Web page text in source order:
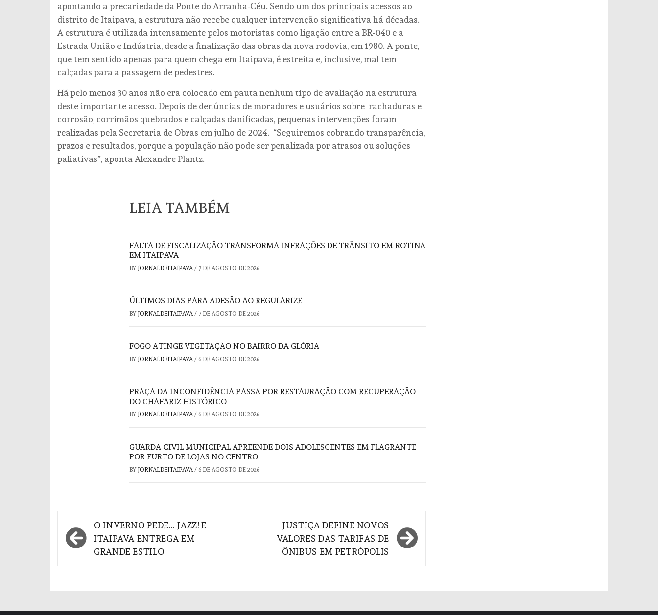
apontando a precariedade da Ponte do Arranha-Céu. Sendo um dos principais acessos ao
distrito de Itaipava, a estrutura não recebe qualquer intervenção significativa há décadas.
A estrutura é utilizada intensamente pelos motoristas como ligação entre a BR-040 e a
Estrada União e Indústria, desde a finalização das obras da nova rodovia, em 1980. A ponte,
que tem sentido apenas para quem chega em Itaipava, é estreita e, inclusive, mal tem
calçadas para a passagem de pedestres.
Há pelo menos 30 anos não era colocado em pauta nenhum tipo de avaliação na estrutura
deste importante acesso. Depois de denúncias de moradores e usuários sobre rachaduras e
corrosão, corrimãos quebrados e calçadas danificadas, pequenas intervenções foram
realizadas pela Secretaria de Obras em julho de 2024. “Seguiremos cobrando transparência,
prazos e resultados, porque a população não pode ser penalizada por atrasos ou soluções
paliativas”, aponta Alexandre Plantz.
LEIA TAMBÉM
FALTA DE FISCALIZAÇÃO TRANSFORMA INFRAÇÕES DE TRÂNSITO EM ROTINA
EM ITAIPAVA
BY JORNALDEITAIPAVA / 7 DE AGOSTO DE 2026
ÚLTIMOS DIAS PARA ADESÃO AO REGULARIZE
BY JORNALDEITAIPAVA / 7 DE AGOSTO DE 2026
FOGO ATINGE VEGETAÇÃO NO BAIRRO DA GLÓRIA
BY JORNALDEITAIPAVA / 6 DE AGOSTO DE 2026
PRAÇA DA INCONFIDÊNCIA PASSA POR RESTAURAÇÃO COM RECUPERAÇÃO
DO CHAFARIZ HISTÓRICO
BY JORNALDEITAIPAVA / 6 DE AGOSTO DE 2026
GUARDA CIVIL MUNICIPAL APREENDE DOIS ADOLESCENTES EM FLAGRANTE
POR FURTO DE LOJAS NO CENTRO
BY JORNALDEITAIPAVA / 6 DE AGOSTO DE 2026
Navegação
de
O INVERNO PEDE… JAZZ! E
ITAIPAVA ENTREGA EM
GRANDE ESTILO
JUSTIÇA DEFINE NOVOS
VALORES DAS TARIFAS DE
ÔNIBUS EM PETRÓPOLIS